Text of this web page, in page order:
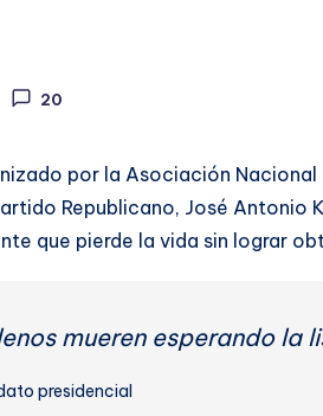
20
por la Asociación Nacional
Republicano, José Antonio
que pierde la vida sin lograr
mueren esperando la
presidencial